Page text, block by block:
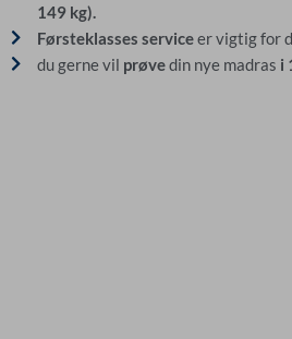
149 kg).
Førsteklasses serviceer vigtig for
du gerne vil prøvedin nye madras i